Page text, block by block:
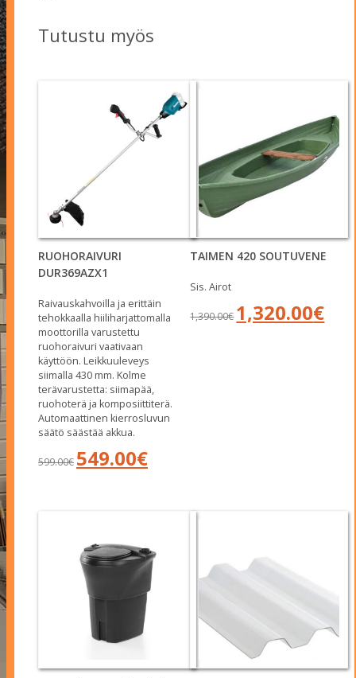
Tutustu myös
RUOHORAIVURI
DUR369AZX1
Raivauskahvoilla ja erittäin
tehokkaalla hiiliharjattomalla
moottorilla varustettu
ruohoraivuri vaativaan
käyttöön. Leikkuuleveys
siimalla 430 mm. Kolme
terävarustetta: siimapää,
ruohoterä ja komposiittiterä.
Automaattinen kierrosluvun
säätö säästää akkua.
599.00€
Alkuperäinen
hinta
549.00€Nykyinen
hinta
TAIMEN 420 SOUTUVENE
Sis. Airot
1,390.00€
Alkuperäinen
hinta
1,320.00€hinta